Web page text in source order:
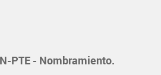
PTE - Nombramiento.